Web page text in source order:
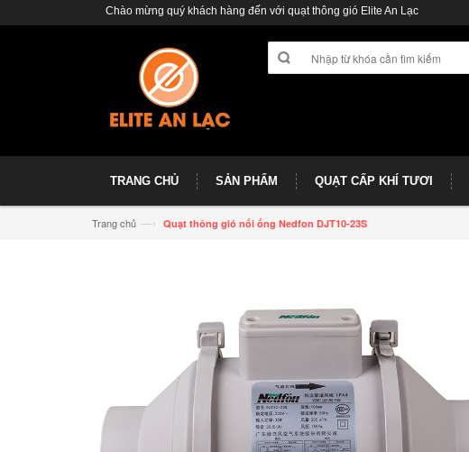
Chào mừng quý khách hàng đến với quạt thông gió Elite An Lạc
TRANG CHỦ SẢN PHẨM QUẠT CẤP KHÍ TƯƠI
Trang chủ —› Quạt thông gió nối ống Nedfon DJT10-23S